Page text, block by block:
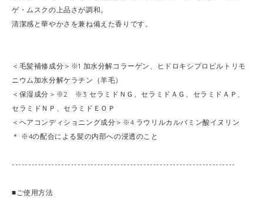
ゲ・ムスクの上品さが調和。
清潔感と華やかさを兼ね備えた香りです。
＜毛髪補修成分＞※1 加水分解コラーゲン、ヒドロキシプロピルトリモ
ニウム加水分解ケラチン（羊毛）
＜保湿成分＞※2 ※3 セラミドＮＧ、セラミドＡＧ、セラミドＡＰ、
セラミドＮＰ、セラミドＥＯＰ
＜ヘアコンディショニング成分＞※4 ラウリルカルバミン酸イヌリン
＊ ※4の配合による髪の内部への浸透のこと
--------------------------------------------------------------------
■ご使用方法